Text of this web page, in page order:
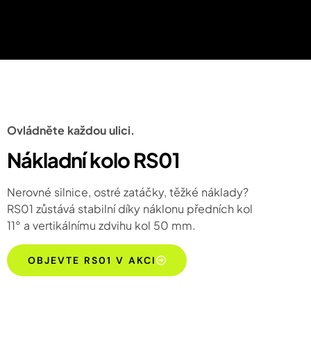
Ovládněte každou ulici.
Nákladní kolo RS01
Nerovné silnice, ostré zatáčky, těžké náklady?
RS01 zůstává stabilní díky náklonu předních kol
11° a vertikálnímu zdvihu kol 50 mm.
OBJEVTE RS01 V AKCI